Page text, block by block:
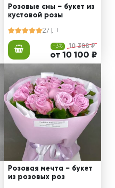
Розовые сны – букет из
кустовой розы
27
-3% 10 388 ₽
от 10 100 ₽
Розовая мечта – букет
из розовых роз